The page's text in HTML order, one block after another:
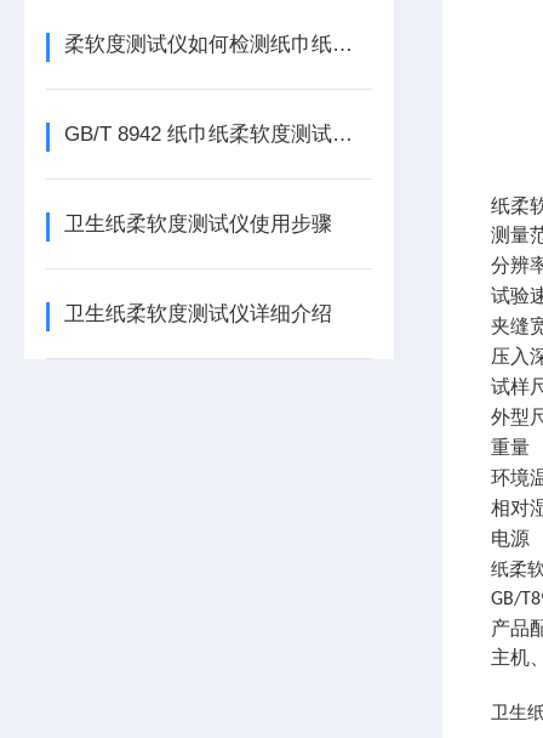
柔软度测试仪如何检测纸巾纸的柔软性能？
GB/T 8942 纸巾纸柔软度测试仪检测纸的柔软性能？
卫生纸柔软度测试仪使用步骤
卫生纸柔软度测试仪详细介绍
纸柔
测量
分辨
试验
夹缝
压入
试样
外型
重量
环境
相对
电源
纸柔
GB/
产品
主机
卫生